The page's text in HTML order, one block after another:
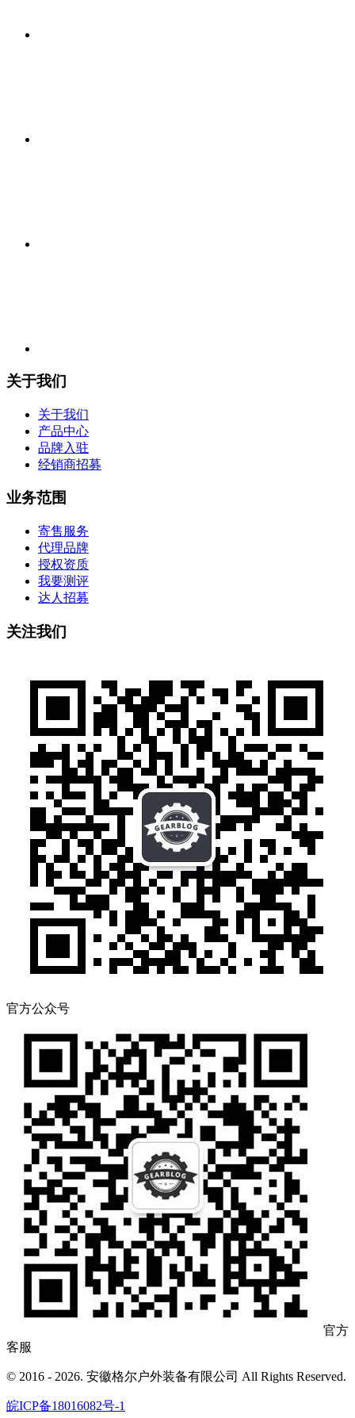
关于我们
关于我们
产品中心
品牌入驻
经销商招募
业务范围
寄售服务
代理品牌
授权资质
我要测评
达人招募
关注我们
官方公众号
官方
客服
© 2016 - 2026. 安徽格尔户外装备有限公司 All Rights Reserved.
皖ICP备18016082号-1